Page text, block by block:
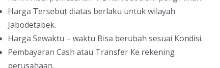
Harga Tersebut diatas berlaku untuk wilayah
Jabodetabek.
Harga Sewaktu – waktu Bisa berubah sesuai Kondisi.
Pembayaran Cash atau Transfer Ke rekening
perusahaan.